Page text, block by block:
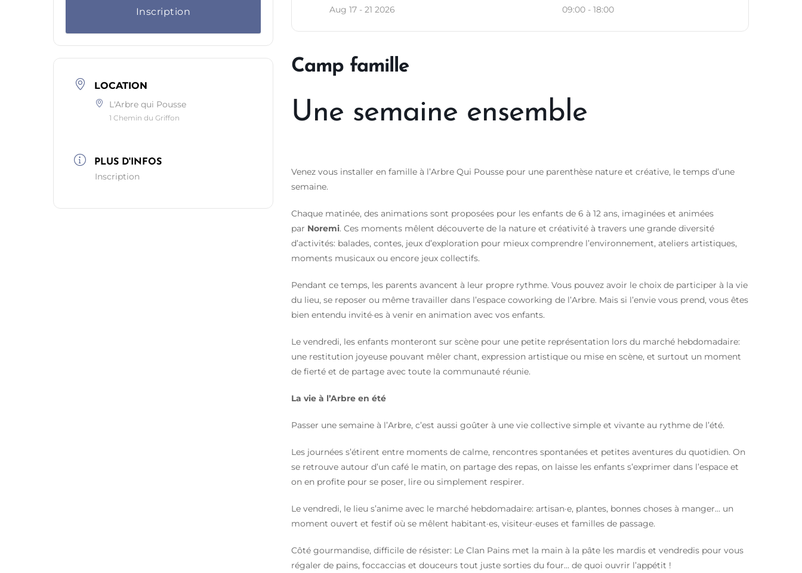
Inscription
LOCATION
L'Arbre qui Pousse
1 Chemin du Griffon
PLUS D'INFOS
Inscription
Aug 17 - 21 2026 09:00 - 18:00
Camp famille
Une semaine ensemble
Venez vous installer en famille à l’Arbre Qui Pousse pour une parenthèse nature et créative, le temps d’une
semaine.
Chaque matinée, des animations sont proposées pour les enfants de 6 à 12 ans, imaginées et animées
par Noremi. Ces moments mêlent découverte de la nature et créativité à travers une grande diversité
d’activités: balades, contes, jeux d’exploration pour mieux comprendre l’environnement, ateliers artistiques,
moments musicaux ou encore jeux collectifs.
Pendant ce temps, les parents avancent à leur propre rythme. Vous pouvez avoir le choix de participer à la vie
du lieu, se reposer ou même travailler dans l’espace coworking de l’Arbre. Mais si l’envie vous prend, vous êtes
bien entendu invité·es à venir en animation avec vos enfants.
Le vendredi, les enfants monteront sur scène pour une petite représentation lors du marché hebdomadaire:
une restitution joyeuse pouvant mêler chant, expression artistique ou mise en scène, et surtout un moment
de fierté et de partage avec toute la communauté réunie.
La vie à l’Arbre en été
Passer une semaine à l’Arbre, c’est aussi goûter à une vie collective simple et vivante au rythme de l’été.
Les journées s’étirent entre moments de calme, rencontres spontanées et petites aventures du quotidien. On
se retrouve autour d’un café le matin, on partage des repas, on laisse les enfants s’exprimer dans l’espace et
on en profite pour se poser, lire ou simplement respirer.
Le vendredi, le lieu s’anime avec le marché hebdomadaire: artisan·e, plantes, bonnes choses à manger… un
moment ouvert et festif où se mêlent habitant·es, visiteur·euses et familles de passage.
Côté gourmandise, difficile de résister: Le Clan Pains met la main à la pâte les mardis et vendredis pour vous
régaler de pains, foccaccias et douceurs tout juste sorties du four… de quoi ouvrir l’appétit !